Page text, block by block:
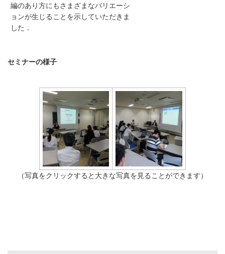
編のあり方にもさまざまなバリエーシ
ョンが生じることを示していただきま
した．
セミナーの様子
（写真をクリックすると大きな写真を見ることができます）